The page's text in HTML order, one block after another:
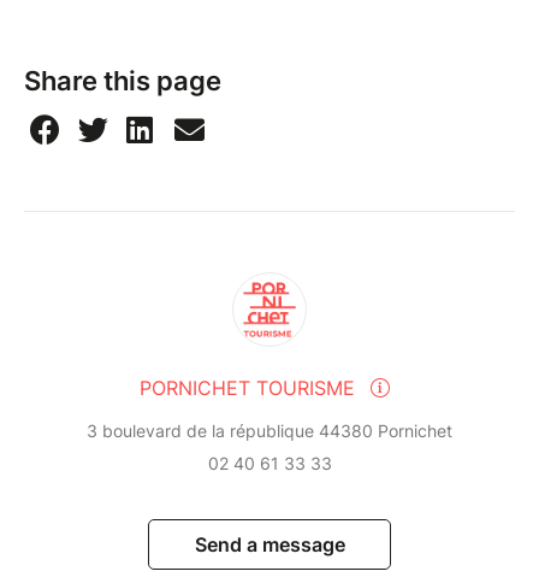
Share this page
PORNICHET TOURISME
3 boulevard de la république 44380 Pornichet
02 40 61 33 33
Send a message